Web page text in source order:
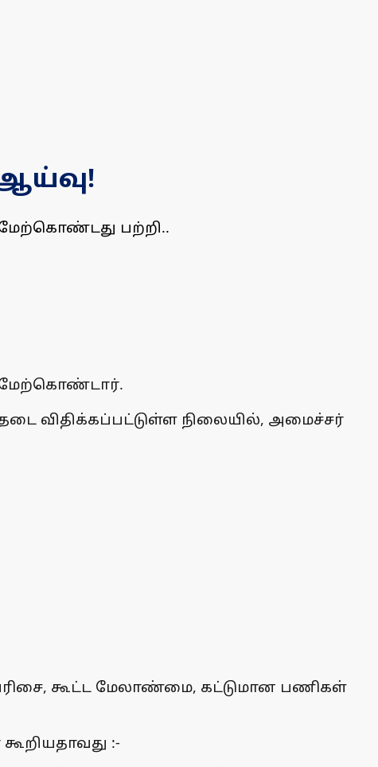
பற்றி..
மேற்கொண்டார்.
விதிக்கப்பட்டுள்ள நிலையில், அமைச்சர்
கூட்ட மேலாண்மை, கட்டுமான பணிகள்
:-